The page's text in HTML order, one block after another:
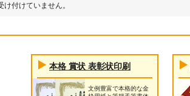
け付けていません。
本格 賞状 表彰状印刷
文例豊富で本格的な金